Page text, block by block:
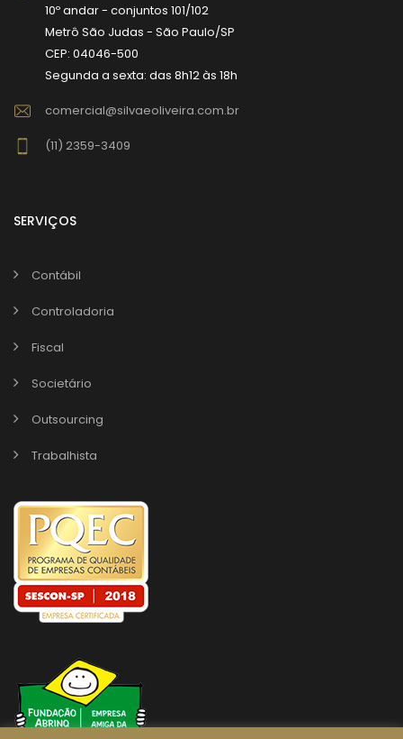
10º andar - conjuntos 101/102
Metrô São Judas - São Paulo/SP
CEP: 04046-500
Segunda a sexta: das 8h12 às 18h
comercial@silvaeoliveira.com.br
(11) 2359-3409
SERVIÇOS
Contábil
Controladoria
Fiscal
Societário
Outsourcing
Trabalhista